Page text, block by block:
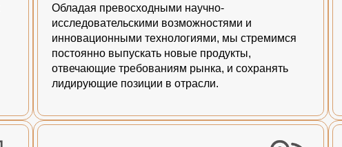
Обладая превосходными научно-
исследовательскими возможностями и
инновационными технологиями, мы стремимся
постоянно выпускать новые продукты,
отвечающие требованиям рынка, и сохранять
лидирующие позиции в отрасли.